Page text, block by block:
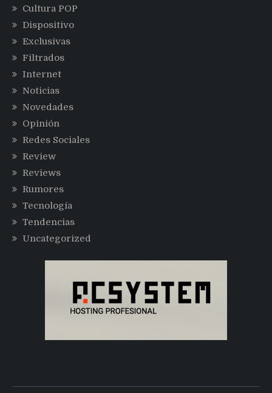
Cultura POP
Dispositivo
Exclusivas
Filtrados
Internet
Noticias
Novedades
Opinión
Redes Sociales
Review
Reviews
Rumores
Tecnología
Tendencias
Uncategorized